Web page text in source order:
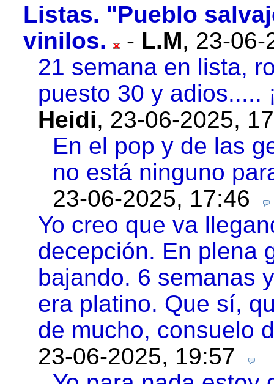
Listas. "Pueblo
vinilos.
- L.M, 23-
21 semana en lista,
puesto 30 y adios.....
Heidi, 23-06-2025,
En el pop y de las
no está ninguno
23-06-2025, 17:46
Yo creo que va
decepción. En plena
bajando. 6 semanas
era platino. Que sí,
de mucho, consuelo
23-06-2025, 19:57